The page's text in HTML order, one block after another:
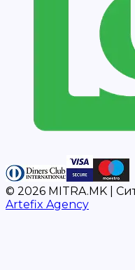
© 2026 MITRA.MK |
Artefix Agency